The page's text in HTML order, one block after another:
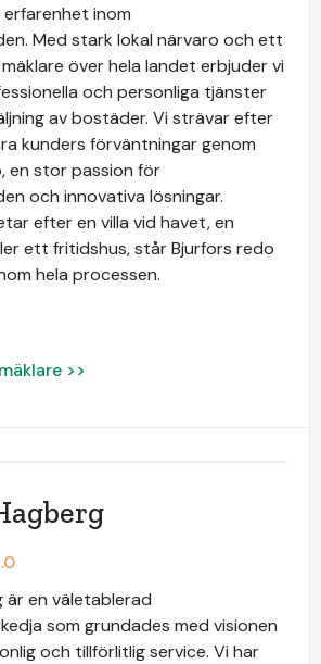
inom
Med stark lokal närvaro och ett
över hela landet erbjuder vi
och personliga tjänster
av bostäder. Vi strävar efter
kunders förväntningar genom
en stor passion för
och innovativa lösningar.
efter en villa vid havet, en
ett fritidshus, står Bjurfors redo
hela processen.
>>
är en väletablerad
som grundades med visionen
och tillförlitlig service. Vi har